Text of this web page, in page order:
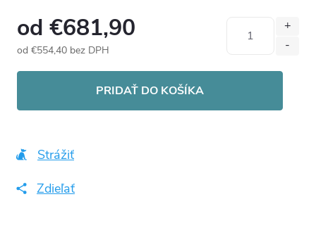
od €681,90
od €554,40 bez DPH
PRIDAŤ DO KOŠÍKA
Strážiť
Zdieľať